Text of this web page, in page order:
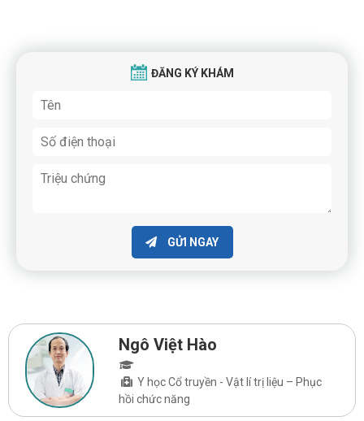
ĐĂNG KÝ KHÁM
GỬI NGAY
Ngô Việt Hào
Y học Cổ truyền - Vật lí trị liệu – Phục
hồi chức năng